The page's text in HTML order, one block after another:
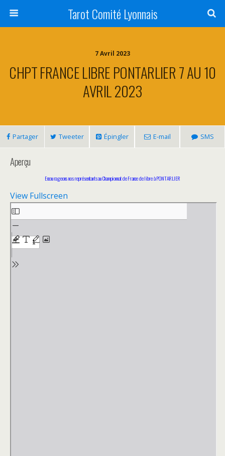
Tarot Comité Lyonnais
7 Avril 2023
CHPT FRANCE LIBRE PONTARLIER 7 AU 10
AVRIL 2023
Partager Tweeter Épingler E-mail SMS
Aperçu
Encourageons nos représentants au Championnat de France de libre à PONTARLIER
View Fullscreen